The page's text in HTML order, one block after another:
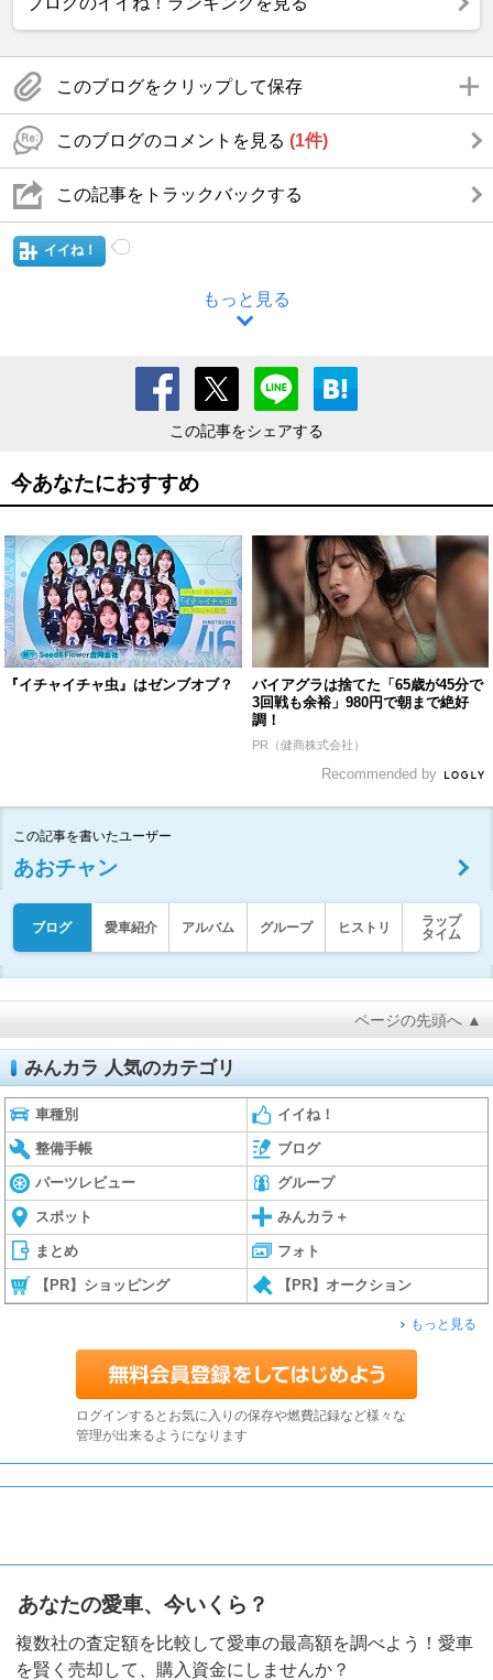
このブログをクリップして保存
このブログのコメントを見る (1件)
この記事をトラックバックする
イイね！
もっと見る
この記事をシェアする
今あなたにおすすめ
『イチャイチャ虫』はゼンブオブ？
バイアグラは捨てた「65歳が45分で
3回戦も余裕」980円で朝まで絶好
調！
PR（健商株式会社）
Recommended by
この記事を書いたユーザー
あおチャン
ブログ 愛車紹介 アルバム グループ ヒストリ
ラップ
タイム
ページの先頭へ ▲
みんカラ 人気のカテゴリ
車種別 イイね！
整備手帳 ブログ
パーツレビュー グループ
スポット みんカラ＋
まとめ フォト
【PR】ショッピング 【PR】オークション
もっと見る
ログインするとお気に入りの保存や燃費記録など様々な
管理が出来るようになります
あなたの愛車、今いくら？
複数社の査定額を比較して愛車の最高額を調べよう！愛車
を賢く売却して、購入資金にしませんか？